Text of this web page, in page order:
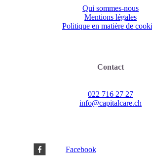
Qui sommes-nous
Mentions légales
Politique en matière de
Contact
022 716 27 27
info@capitalcare.ch
Facebook